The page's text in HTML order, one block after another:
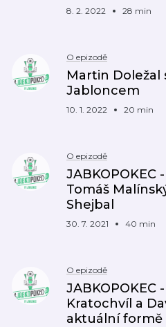
8. 2. 2022 28 min
O epizodě
Martin Doležal
Jabloncem
10. 1. 2022 20 min
O epizodě
JABKOPOKEC
Tomáš
Shejbal
30. 7. 2021 40 min
O epizodě
JABKOPOKEC
Kratochvíl a
aktuální formě